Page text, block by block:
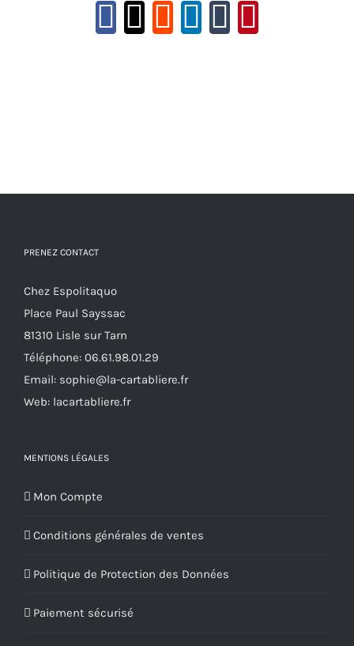
Facebook
XReddit
LinkedIn
Tumblr
PRENEZ CONTACT
Chez Espolitaquo
Place Paul Sayssac
81310 Lisle sur Tarn
Téléphone: 06.61.98.01.29
Email: sophie@la-cartabliere.fr
Web: lacartabliere.fr
MENTIONS LÉGALES
Mon Compte
Conditions générales de ventes
Politique de Protection des Données
Paiement sécurisé